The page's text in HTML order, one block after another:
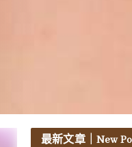
最新文章 ｜New